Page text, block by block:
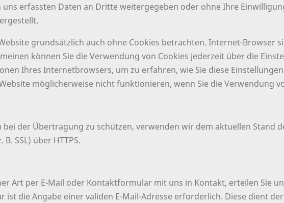
uns erfassten Daten an Dritte weitergegeben oder ohne Ihre
grundsätzlich auch ohne Cookies betrachten. Internet-Browser
können Sie die Verwendung von Cookies jederzeit über die
Ihres Internetbrowsers, um zu erfahren, wie Sie diese
möglicherweise nicht funktionieren, wenn Sie die Verwendung
der Übertragung zu schützen, verwenden wir dem aktuellen Stand
SSL) über HTTPS.
Art per E-Mail oder Kontaktformular mit uns in Kontakt, erteilen Sie
ist die Angabe einer validen E-Mail-Adresse erforderlich. Diese dient